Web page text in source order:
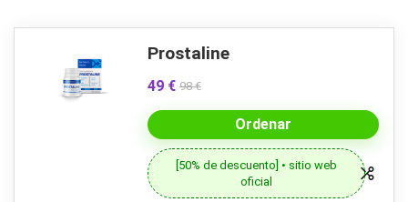
Prostaline
49 € 98 €
Ordenar
[50% de descuento] • sitio web
oficial